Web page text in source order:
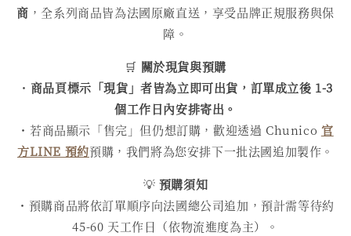
商 ，全系列商品皆為法國原廠直送，享受品牌正規服務與保
障。
🛒 關於現貨與預購
・ 商品頁標示「現貨」者皆為立即可出貨，訂單成立後 1-3
個工作日內安排寄出。
・若商品顯示「售完」但仍想訂購，歡迎透過 Chunico 官
方LINE 預約預購，我們將為您安排下一批法國追加製作。
💡 預購須知
・預購商品將依訂單順序向法國總公司追加，預計需等待約
45-60 天工作日（依物流進度為主）。